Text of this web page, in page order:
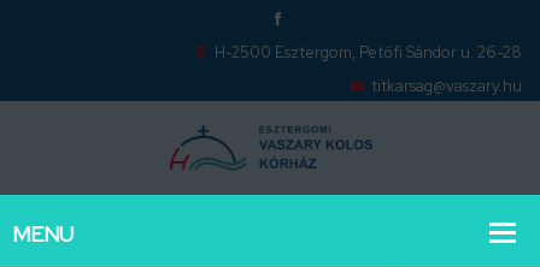
H-2500 Esztergom, Petőfi Sándor u. 26-28
titkarsag@vaszary.hu